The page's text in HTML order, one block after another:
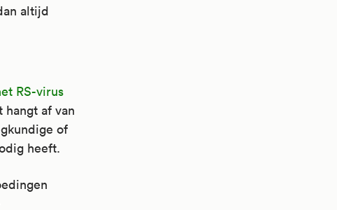
altijd
RS-virus
af van
of
heeft.